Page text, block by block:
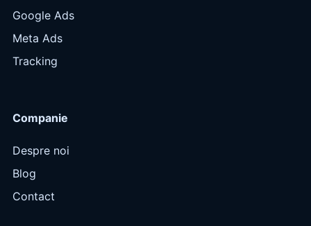
Google Ads
Meta Ads
Tracking
Companie
Despre noi
Blog
Contact